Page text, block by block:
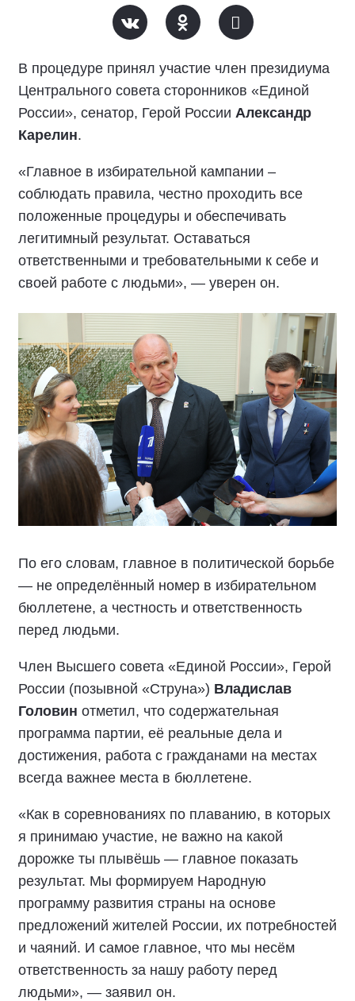
В процедуре принял участие член президиума
Центрального совета сторонников «Единой
России», сенатор, Герой России Александр
Карелин.
«Главное в избирательной кампании –
соблюдать правила, честно проходить все
положенные процедуры и обеспечивать
легитимный результат. Оставаться
ответственными и требовательными к себе и
своей работе с людьми», — уверен он.
По его словам, главное в политической борьбе
— не определённый номер в избирательном
бюллетене, а честность и ответственность
перед людьми.
Член Высшего совета «Единой России», Герой
России (позывной «Струна») Владислав
Головин отметил, что содержательная
программа партии, её реальные дела и
достижения, работа с гражданами на местах
всегда важнее места в бюллетене.
«Как в соревнованиях по плаванию, в которых
я принимаю участие, не важно на какой
дорожке ты плывёшь — главное показать
результат. Мы формируем Народную
программу развития страны на основе
предложений жителей России, их потребностей
и чаяний. И самое главное, что мы несём
ответственность за нашу работу перед
людьми», — заявил он.